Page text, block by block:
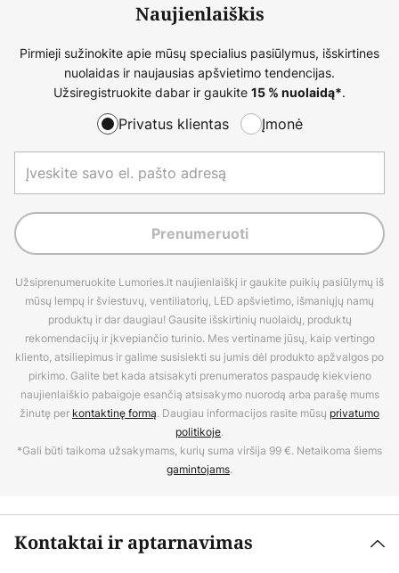
Naujienlaiškis
Pirmieji sužinokite apie mūsų specialius pasiūlymus, išskirtines
nuolaidas ir naujausias apšvietimo tendencijas.
Užsiregistruokite dabar ir gaukite 15 % nuolaidą*.
Privatus klientas Įmonė
Prenumeruoti
Užsiprenumeruokite Lumories.lt naujienlaiškį ir gaukite puikių pasiūlymų iš
mūsų lempų ir šviestuvų, ventiliatorių, LED apšvietimo, išmaniųjų namų
produktų ir dar daugiau! Gausite išskirtinių nuolaidų, produktų
rekomendacijų ir įkvepiančio turinio. Mes vertiname jūsų, kaip vertingo
kliento, atsiliepimus ir galime susisiekti su jumis dėl produkto apžvalgos po
pirkimo. Galite bet kada atsisakyti prenumeratos paspaudę kiekvieno
naujienlaiškio pabaigoje esančią atsisakymo nuorodą arba parašę mums
žinutę per kontaktinę formą. Daugiau informacijos rasite mūsų privatumo
politikoje.
*Gali būti taikoma užsakymams, kurių suma viršija 99 €. Netaikoma šiems
gamintojams.
Kontaktai ir aptarnavimas